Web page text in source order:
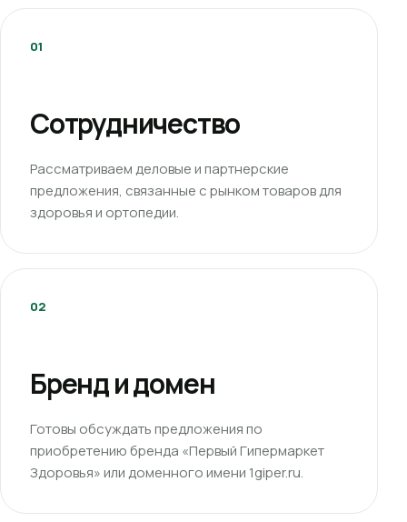
01
Сотрудничество
Рассматриваем деловые и партнерские
предложения, связанные с рынком товаров для
здоровья и ортопедии.
02
Бренд и домен
Готовы обсуждать предложения по
приобретению бренда «Первый Гипермаркет
Здоровья» или доменного имени 1giper.ru.